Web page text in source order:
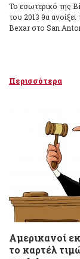
Το εσωτερικό της
του 2013 θα
Bexar στο San
Περισσότερα
Αμερικανοί
το καρτέλ